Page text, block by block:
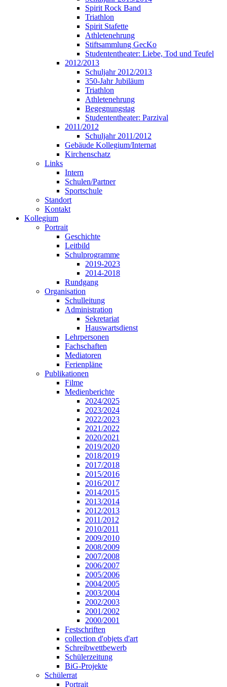
Spirit Rock Band
Triathlon
Spirit Stafette
Athletenehrung
Stiftsammlung GecKo
Studententheater: Liebe, Tod und Teufel
2012/2013
Schuljahr 2012/2013
350-Jahr Jubiläum
Triathlon
Athletenehrung
Begegnungstag
Studententheater: Parzival
2011/2012
Schuljahr 2011/2012
Gebäude Kollegium/Internat
Kirchenschatz
Links
Intern
Schulen/Partner
Sportschule
Standort
Kontakt
Kollegium
Portrait
Geschichte
Leitbild
Schulprogramme
2019-2023
2014-2018
Rundgang
Organisation
Schulleitung
Administration
Sekretariat
Hauswartsdienst
Lehrpersonen
Fachschaften
Mediatoren
Ferienpläne
Publikationen
Filme
Medienberichte
2024/2025
2023/2024
2022/2023
2021/2022
2020/2021
2019/2020
2018/2019
2017/2018
2015/2016
2016/2017
2014/2015
2013/2014
2012/2013
2011/2012
2010/2011
2009/2010
2008/2009
2007/2008
2006/2007
2005/2006
2004/2005
2003/2004
2002/2003
2001/2002
2000/2001
Festschriften
collection d'objets d'art
Schreibwettbewerb
Schülerzeitung
BiG-Projekte
Schülerrat
Portrait